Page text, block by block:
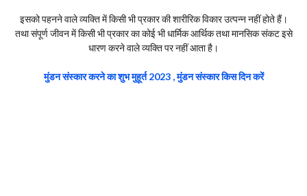
इसको पहनने वाले व्यक्ति में किसी भी प्रकार की शारीरिक विकार उत्पन्न नहीं होते हैं।
तथा संपूर्ण जीवन में किसी भी प्रकार का कोई भी धार्मिक आर्थिक तथा मानसिक संकट इसे
धारण करने वाले व्यक्ति पर नहीं आता है।
मुंडन संस्कार करने का शुभ मुहूर्त 2023 , मुंडन संस्कार किस दिन करें